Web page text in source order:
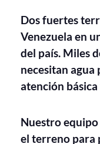
Dos fuertes
Venezuela en
del país. Miles
necesitan
atención
Nuestro
el terreno para